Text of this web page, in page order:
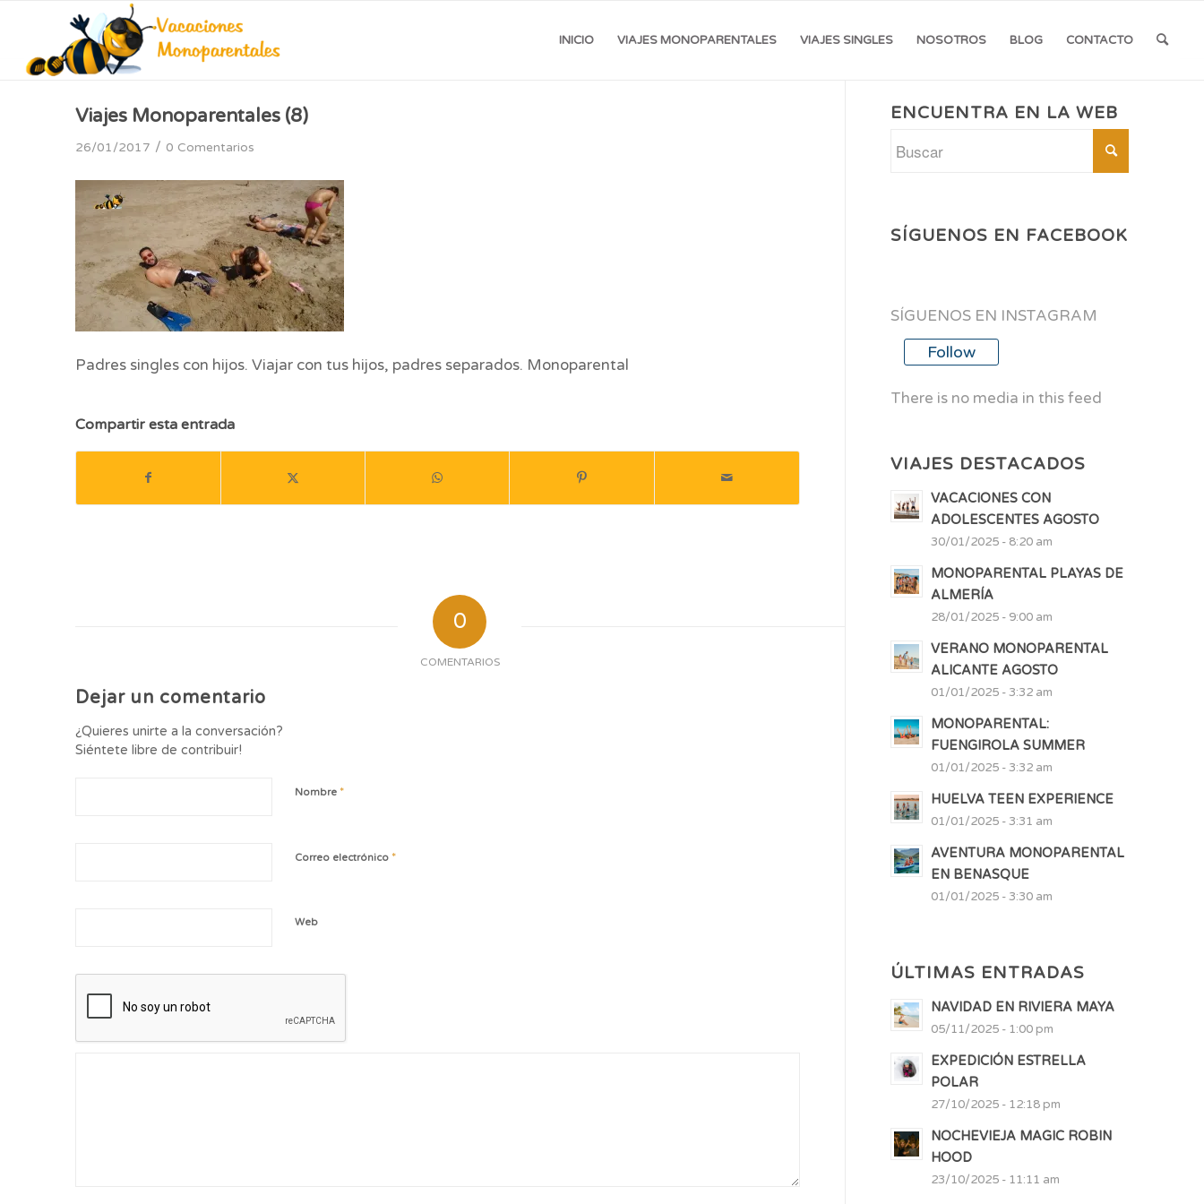
INICIO VIAJES MONOPARENTALES VIAJES SINGLES NOSOTROS BLOG CONTACTO
Viajes Monoparentales (8)
26/01/2017 / 0 Comentarios
Padres singles con hijos. Viajar con tus hijos, padres separados. Monoparental
Compartir esta entrada
0
COMENTARIOS
Dejar un comentario
¿Quieres unirte a la conversación?
Siéntete libre de contribuir!
Nombre *
Correo electrónico *
Web
ENCUENTRA EN LA WEB
SÍGUENOS EN FACEBOOK
SÍGUENOS EN INSTAGRAM
Follow
There is no media in this feed
VIAJES DESTACADOS
VACACIONES CON
ADOLESCENTES AGOSTO
30/01/2025 - 8:20 am
MONOPARENTAL PLAYAS DE
ALMERÍA
28/01/2025 - 9:00 am
VERANO MONOPARENTAL
ALICANTE AGOSTO
01/01/2025 - 3:32 am
MONOPARENTAL:
FUENGIROLA SUMMER
01/01/2025 - 3:32 am
HUELVA TEEN EXPERIENCE
01/01/2025 - 3:31 am
AVENTURA MONOPARENTAL
EN BENASQUE
01/01/2025 - 3:30 am
ÚLTIMAS ENTRADAS
NAVIDAD EN RIVIERA MAYA
05/11/2025 - 1:00 pm
EXPEDICIÓN ESTRELLA
POLAR
27/10/2025 - 12:18 pm
NOCHEVIEJA MAGIC ROBIN
HOOD
23/10/2025 - 11:11 am